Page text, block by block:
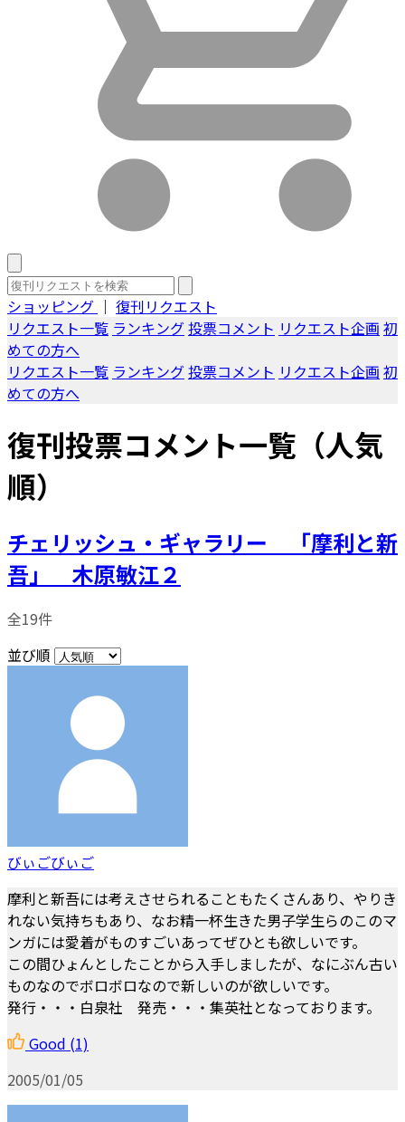
ショッピング ｜ 復刊リクエスト
リクエスト一覧 ランキング投票コメント リクエスト企画 初
めての方へ
リクエスト一覧 ランキング投票コメント リクエスト企画 初
めての方へ
復刊投票コメント一覧（人気
順）
チェリッシュ・ギャラリー 「摩利と新
吾」 木原敏江２
全19件
並び順
びぃごびぃご
摩利と新吾には考えさせられることもたくさんあり、やりき
れない気持ちもあり、なお精一杯生きた男子学生らのこのマ
ンガには愛着がものすごいあってぜひとも欲しいです。
この間ひょんとしたことから入手しましたが、なにぶん古い
ものなのでボロボロなので新しいのが欲しいです。
発行・・・白泉社 発売・・・集英社となっております。
Good (1)
2005/01/05